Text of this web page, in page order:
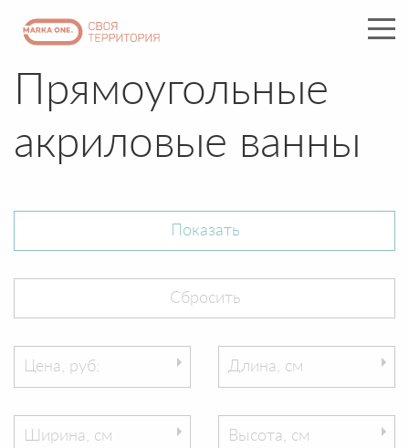
Прямоугольные
акриловые ванны
Цена, руб: Длина, см
Ширина, см Высота, см